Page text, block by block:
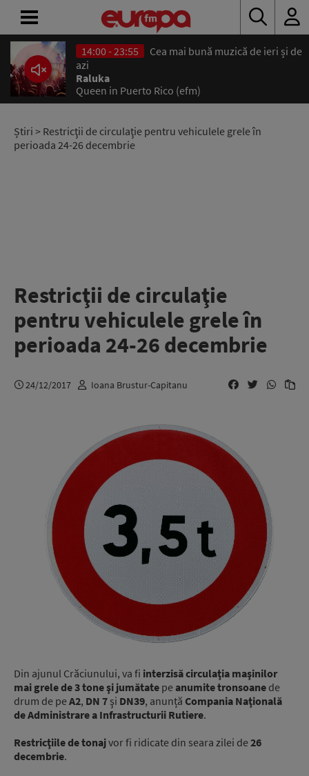
14:00 - 23:55
Cea mai bună muzică de ieri și de
azi
Raluka
Queen in Puerto Rico (efm)
Știri > Restricţii de circulaţie pentru vehiculele grele în
perioada 24-26 decembrie
Restricţii de circulaţie
pentru vehiculele grele în
perioada 24-26 decembrie
24/12/2017 Ioana Brustur-Capitanu
Din ajunul Crăciunului, va fi interzisă circulaţia maşinilor
mai grele de 3 tone şi jumătate peanumite tronsoane de
drum de peA2, DN 7 şi DN39, anunță Compania Naţională
de Administrare a Infrastructurii Rutiere.
Restricţiile de tonajvor fi ridicate din seara zilei de26
decembrie.
ACASĂ
ȘTIRI
RADIO